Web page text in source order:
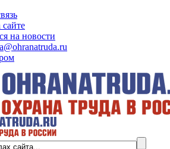
на новости